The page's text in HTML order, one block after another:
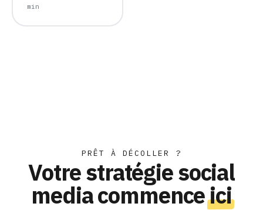
min
PRÊT À DÉCOLLER ?
Votre stratégie social
media commenceici